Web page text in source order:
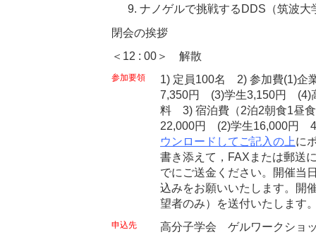
ナノゲルで挑戦するDDS（筑波大
閉会の挨拶
＜12 : 00＞ 解散
参加要領
1) 定員100名 2) 参加費(1)企
7,350円 (3)学生3,150円 (4)
料 3) 宿泊費（2泊2朝食1昼
22,000円 (2)学生16,000円
ウンロードしてご記入の上に
書き添えて，FAXまたは郵送
でにご送金ください。開催当
込みをお願いいたします。開
望者のみ）を送付いたしま
申込先 高分子学会 ゲルワークショ